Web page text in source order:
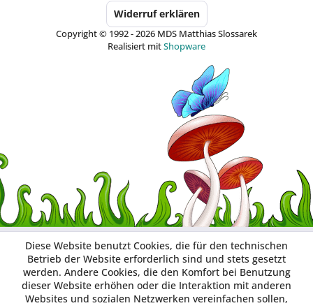
Widerruf erklären
Copyright © 1992 - 2026 MDS Matthias Slossarek
Realisiert mitShopware
Diese Website benutzt Cookies, die für den technischen
Betrieb der Website erforderlich sind und stets gesetzt
werden. Andere Cookies, die den Komfort bei Benutzung
dieser Website erhöhen oder die Interaktion mit anderen
Websites und sozialen Netzwerken vereinfachen sollen,